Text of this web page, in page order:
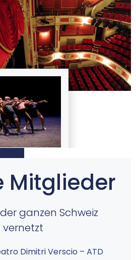
Mitglieder
ganzen Schweiz
vernetzt
Dimitri Verscio – ATD